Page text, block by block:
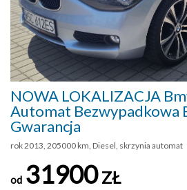
NOWA LOKALIZACJA
Automat Bezwypadkowa
Gwarancja
rok 2013, 205000 km, Diesel, skrzynia automat
od 31900ZŁ